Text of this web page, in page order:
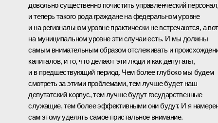
довольно существенно почистить управленческий
и теперь такого рода граждане на федеральном уровне
и на региональном уровне практически не встречаются, а вот
на муниципальном уровне эти случаи есть. И мы должны
самым внимательным образом отслеживать и
капиталов, и то, что делают эти люди и как депутаты,
и в предшествующий период. Чем более глубоко мы будем
смотреть за этими проблемами, тем лучше будет наш
депутатский корпус, тем лучше будут государственные
служащие, тем более эффективными они будут. И я
сам этому уделять самое пристальное внимание.